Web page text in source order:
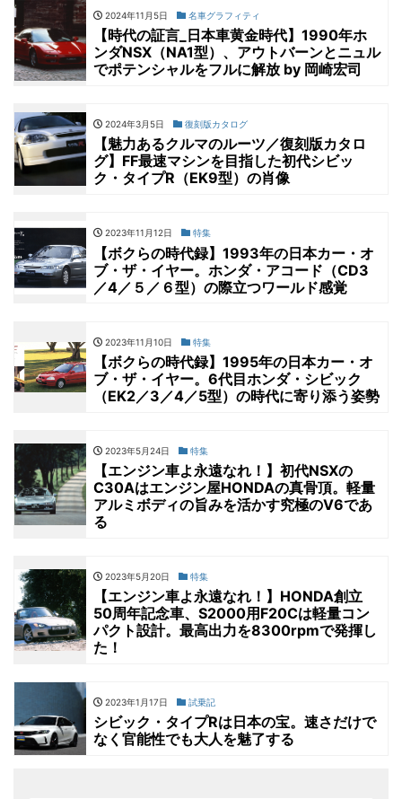
2024年11月5日 名車グラフィティ
【時代の証言_日本車黄金時代】1990年ホ
ンダNSX（NA1型）、アウトバーンとニュル
でポテンシャルをフルに解放 by 岡崎宏司
2024年3月5日 復刻版カタログ
【魅力あるクルマのルーツ／復刻版カタロ
グ】FF最速マシンを目指した初代シビッ
ク・タイプR（EK9型）の肖像
2023年11月12日 特集
【ボクらの時代録】1993年の日本カー・オ
ブ・ザ・イヤー。ホンダ・アコード（CD3
／4／５／６型）の際立つワールド感覚
2023年11月10日 特集
【ボクらの時代録】1995年の日本カー・オ
ブ・ザ・イヤー。6代目ホンダ・シビック
（EK2／3／4／5型）の時代に寄り添う姿勢
2023年5月24日 特集
【エンジン車よ永遠なれ！】初代NSXの
C30Aはエンジン屋HONDAの真骨頂。軽量
アルミボディの旨みを活かす究極のV6であ
る
2023年5月20日 特集
【エンジン車よ永遠なれ！】HONDA創立
50周年記念車、S2000用F20Cは軽量コン
パクト設計。最高出力を8300rpmで発揮し
た！
2023年1月17日 試乗記
シビック・タイプRは日本の宝。速さだけで
なく官能性でも大人を魅了する